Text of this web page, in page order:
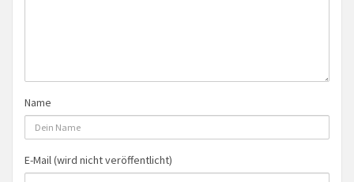
Name
E-Mail (wird nicht veröffentlicht)